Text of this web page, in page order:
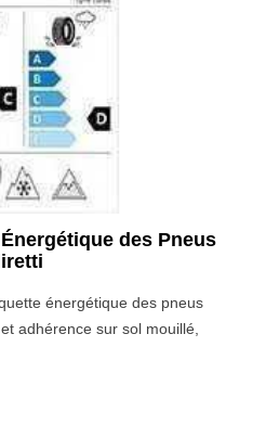
des Pneus
énergétique des pneus
adhérence sur sol mouillé,